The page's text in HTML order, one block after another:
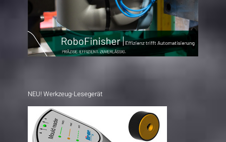
NEU! Werkzeug-Lesegerät